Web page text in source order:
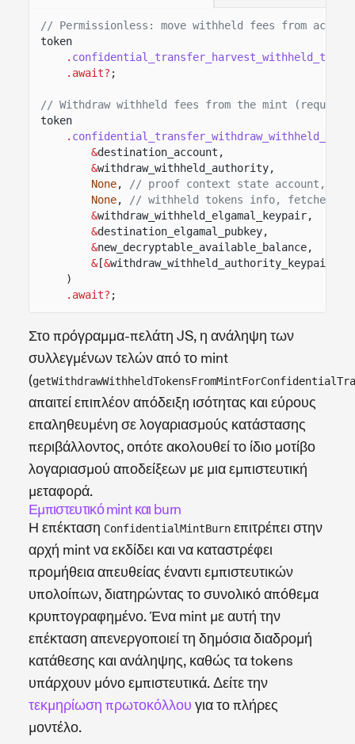
// Permissionless: move withheld fees from
token
.
.await? ;
// Withdraw withheld fees from the mint
token
.
&destination_account,
&withdraw_withheld_authority,
None,
// proof context state account,
None,
// withheld tokens info, fetched if
&withdraw_withheld_elgamal_keypair,
&destination_elgamal_pubkey,
&new_decryptable_available_balance,
&[&withdraw_withheld_authority_keypair],
)
.await? ;
Στο πρόγραμμα-πελάτη JS, η ανάληψη των
συλλεγμένων τελών από το mint
(
απαιτεί επιπλέον απόδειξη ισότητας και εύρους
επαληθευμένη σε λογαριασμούς κατάστασης
περιβάλλοντος, οπότε ακολουθεί το ίδιο μοτίβο
λογαριασμού αποδείξεων με μια εμπιστευτική
μεταφορά.
Εμπιστευτικό mint και burn
Η επέκταση ConfidentialMintBurn επιτρέπει στην
αρχή mint να εκδίδει και να καταστρέφει
προμήθεια απευθείας έναντι εμπιστευτικών
υπολοίπων, διατηρώντας το συνολικό απόθεμα
κρυπτογραφημένο. Ένα mint με αυτή την
επέκταση απενεργοποιεί τη δημόσια διαδρομή
κατάθεσης και ανάληψης, καθώς τα tokens
υπάρχουν μόνο εμπιστευτικά. Δείτε την
τεκμηρίωση πρωτοκόλλου για το πλήρες
μοντέλο.